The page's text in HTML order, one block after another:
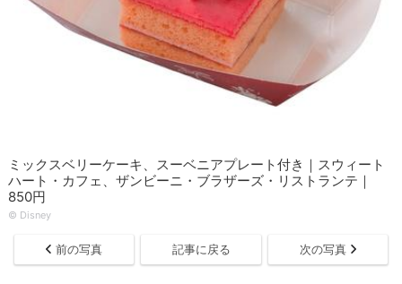
ミックスベリーケーキ、スーベニアプレート付き｜スウィート
ハート・カフェ、ザンビーニ・ブラザーズ・リストランテ｜
850円
©︎ Disney
前の写真 記事に戻る 次の写真